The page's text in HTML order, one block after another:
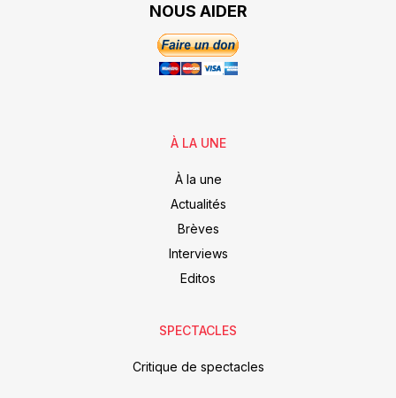
NOUS AIDER
À LA UNE
À la une
Actualités
Brèves
Interviews
Editos
SPECTACLES
Critique de spectacles